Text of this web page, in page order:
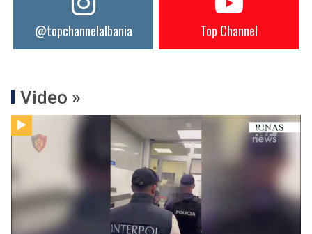
@topchannelalbania Top Channel
Video »